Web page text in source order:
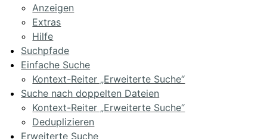
Anzeigen
Extras
Hilfe
Suchpfade
Einfache Suche
Kontext-Reiter „Erweiterte Suche“
Suche nach doppelten Dateien
Kontext-Reiter „Erweiterte Suche“
Deduplizieren
Erweiterte Suche